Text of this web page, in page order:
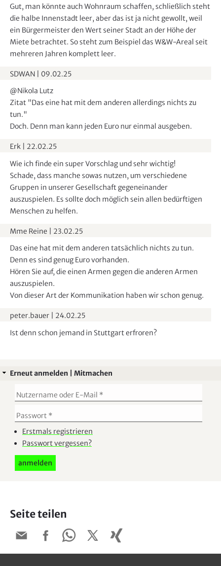
Gut, man könnte auch Wohnraum schaffen, schließlich steht
die halbe Innenstadt leer, aber das ist ja nicht gewollt, weil
ein Bürgermeister den Wert seiner Stadt an der Höhe der
Miete betrachtet. So steht zum Beispiel das W&W-Areal seit
mehreren Jahren komplett leer.
SDWAN
09.02.25
@Nikola Lutz
Zitat "Das eine hat mit dem anderen allerdings nichts zu
tun."
Doch. Denn man kann jeden Euro nur einmal ausgeben.
Erk
22.02.25
Wie ich finde ein super Vorschlag und sehr wichtig!
Schade, dass manche sowas nutzen, um verschiedene
Gruppen in unserer Gesellschaft gegeneinander
auszuspielen. Es sollte doch möglich sein allen bedürftigen
Menschen zu helfen.
Mme Reine
23.02.25
Das eine hat mit dem anderen tatsächlich nichts zu tun.
Denn es sind genug Euro vorhanden.
Hören Sie auf, die einen Armen gegen die anderen Armen
auszuspielen.
Von dieser Art der Kommunikation haben wir schon genug.
peter.bauer
24.02.25
Ist denn schon jemand in Stuttgart erfroren?
Erneut anmelden | Mitmachen
Erstmals registrieren
Passwort vergessen?
Seite teilen